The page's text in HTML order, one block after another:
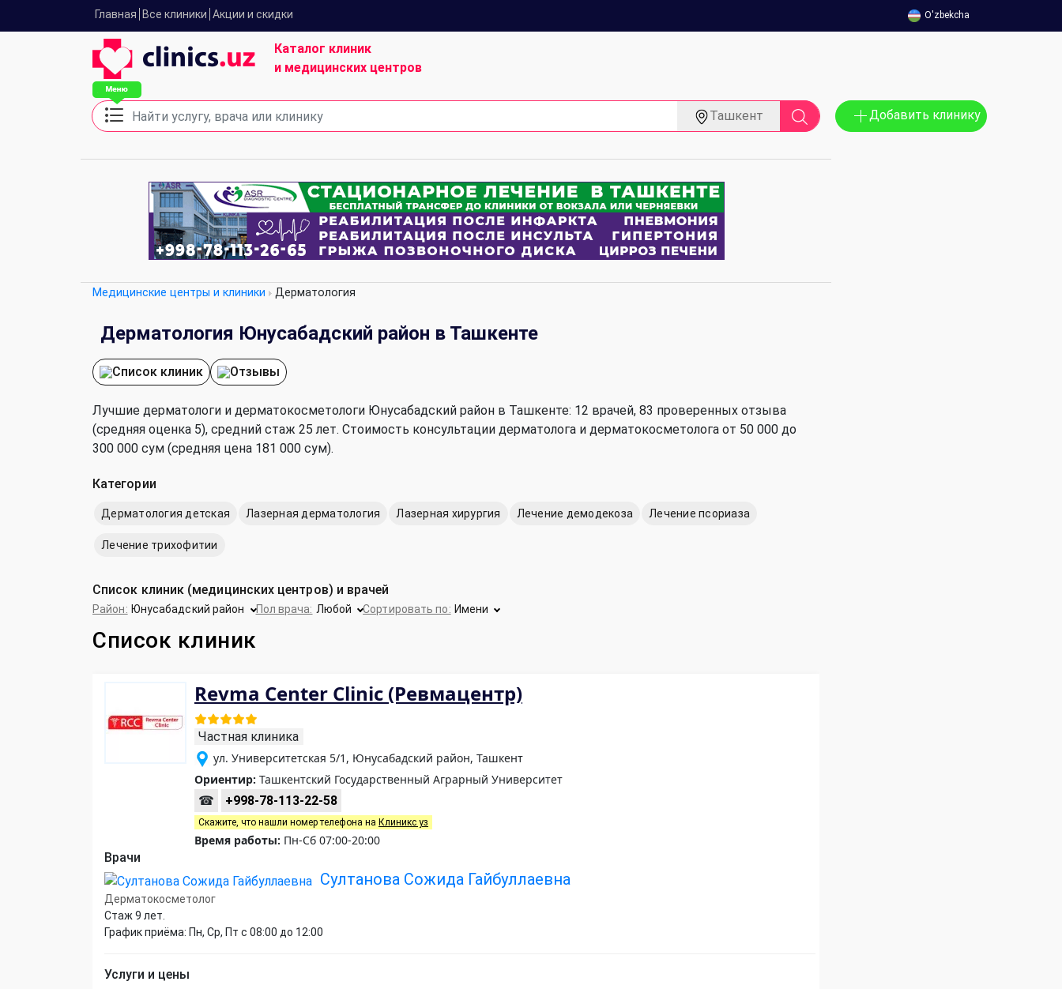
Главная Все клиники Акции и скидки O'zbekcha
Каталог клиник
и медицинских центров
Ташкент Добавить клинику
Медицинские центры и клиники Дерматология
Дерматология Юнусабадский район в Ташкенте
Список клиник Отзывы
Лучшие дерматологи и дерматокосметологи Юнусабадский район в Ташкенте: 12 врачей, 83 проверенных отзыва
(средняя оценка 5), cредний стаж 25 лет. Стоимость консультации дерматолога и дерматокосметолога от 50 000 до
300 000 сум (средняя цена 181 000 сум).
Категории
Дерматология детская Лазерная дерматология Лазерная хирургия Лечение демодекоза Лечение псориаза
Лечение трихофитии
Список клиник (медицинских центров) и врачей
Район: Юнусабадский район Пол врача: Любой Сортировать по: Имени
Список клиник
Revma Center Clinic (Ревмацентр)
Частная клиника
ул. Университетская 5/1, Юнусабадский район, Ташкент
Ориентир: Ташкентский Государственный Аграрный Университет
☎
+998-78-113-22-58
Скажите, что нашли номер телефона на Клиникс уз
Время работы: Пн-Сб 07:00-20:00
Врачи
Султанова Сожида Гайбуллаевна
Дерматокосметолог
Стаж 9 лет.
График приёма: Пн, Ср, Пт с 08:00 до 12:00
Услуги и цены